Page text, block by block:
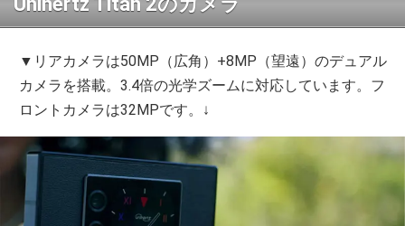
▼リアカメラは50MP（広角）+8MP（望遠）のデュアル
カメラを搭載。3.4倍の光学ズームに対応しています。フ
ロントカメラは32MPです。↓